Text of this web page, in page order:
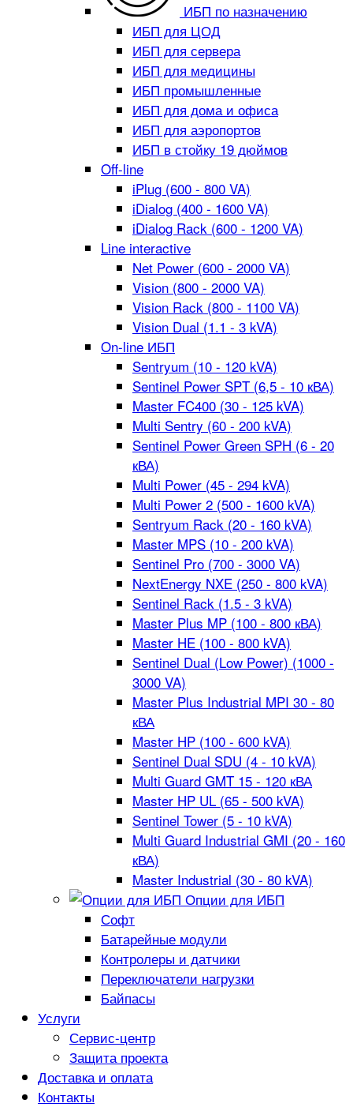
ИБП по назначению
ИБП для ЦОД
ИБП для сервера
ИБП для медицины
ИБП промышленные
ИБП для дома и офиса
ИБП для аэропортов
ИБП в стойку 19 дюймов
Off-line
iPlug (600 - 800 VA)
iDialog (400 - 1600 VA)
iDialog Rack (600 - 1200 VA)
Line interactive
Net Power (600 - 2000 VA)
Vision (800 - 2000 VA)
Vision Rack (800 - 1100 VA)
Vision Dual (1.1 - 3 kVA)
On-line ИБП
Sentryum (10 - 120 kVA)
Sentinel Power SPT (6,5 - 10 кВА)
Master FC400 (30 - 125 kVA)
Multi Sentry (60 - 200 kVA)
Sentinel Power Green SPH (6 - 20
кВА)
Multi Power (45 - 294 kVA)
Multi Power 2 (500 - 1600 kVA)
Sentryum Rack (20 - 160 kVA)
Master MPS (10 - 200 kVA)
Sentinel Pro (700 - 3000 VA)
NextEnergy NXE (250 - 800 kVA)
Sentinel Rack (1.5 - 3 kVA)
Master Plus MP (100 - 800 кВА)
Master HE (100 - 800 kVA)
Sentinel Dual (Low Power) (1000 -
3000 VA)
Master Plus Industrial MPI 30 - 80
кВА
Master HP (100 - 600 kVA)
Sentinel Dual SDU (4 - 10 kVA)
Multi Guard GMT 15 - 120 кВА
Master HP UL (65 - 500 kVA)
Sentinel Tower (5 - 10 kVA)
Multi Guard Industrial GMI (20 - 160
кВА)
Master Industrial (30 - 80 kVA)
Опции для ИБП
Софт
Батарейные модули
Контролеры и датчики
Переключатели нагрузки
Байпасы
Услуги
Сервис-центр
Защита проекта
Доставка и оплата
Контакты